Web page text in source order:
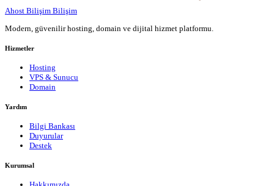
Ahost Bilişim Bilişim
Modern, güvenilir hosting, domain ve dijital hizmet platformu.
Hizmetler
Hosting
VPS & Sunucu
Domain
Yardım
Bilgi Bankası
Duyurular
Destek
Kurumsal